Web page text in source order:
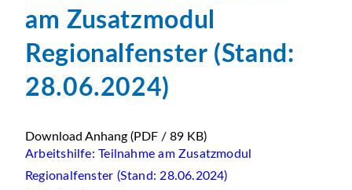
am Zusatzmodul
Regionalfenster (Stand:
28.06.2024)
Download Anhang (PDF / 89 KB)
Arbeitshilfe: Teilnahme am Zusatzmodul
Regionalfenster (Stand: 28.06.2024)